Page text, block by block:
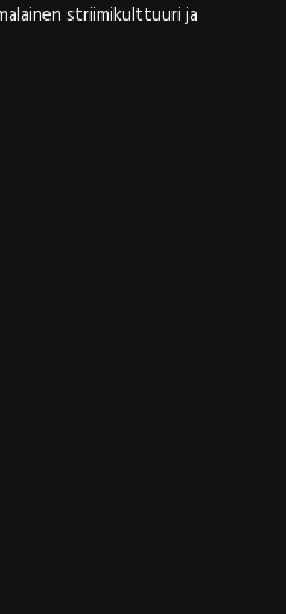
striimikulttuuri ja